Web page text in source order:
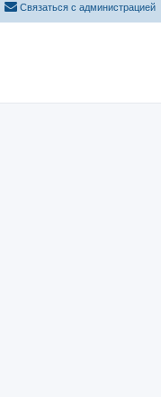
Связаться с администрацией